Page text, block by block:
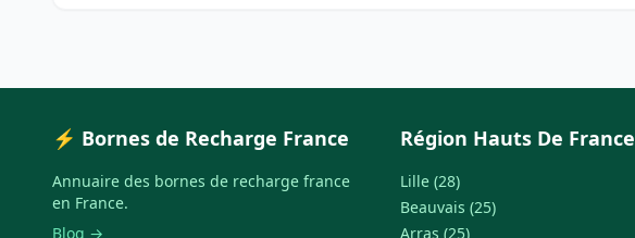
⚡ Bornes de Recharge France
Annuaire des bornes de recharge france
en France.
Blog →
Région Hauts De France
Lille (28)
Beauvais (25)
Arras (25)